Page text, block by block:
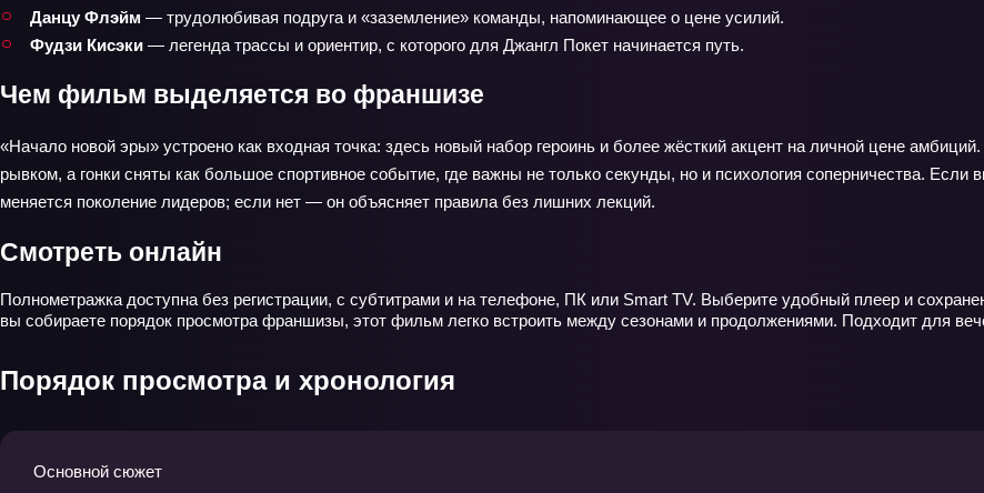
Данцу Флэйм — трудолюбивая подруга и «заземление» команды, напоминающее о цене усилий.
Фудзи Кисэки — легенда трассы и ориентир, с которого для Джангл Покет начинается путь.
Чем фильм выделяется во франшизе
«Начало новой эры» устроено как входная точка: здесь новый набор героинь и более жёсткий акцент на личной цене
рывком, а гонки сняты как большое спортивное событие, где важны не только секунды, но и психология соперничества.
меняется поколение лидеров; если нет — он объясняет правила без лишних лекций.
Смотреть онлайн
Полнометражка доступна без регистрации, с субтитрами и на телефоне, ПК или Smart TV. Выберите удобный плеер и
вы собираете порядок просмотра франшизы, этот фильм легко встроить между сезонами и продолжениями. Подходит для
Порядок просмотра и хронология
Основной сюжет